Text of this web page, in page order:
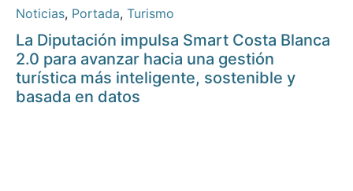
Noticias, Portada, Turismo
La Diputación impulsa Smart Costa Blanca
2.0 para avanzar hacia una gestión
turística más inteligente, sostenible y
basada en datos